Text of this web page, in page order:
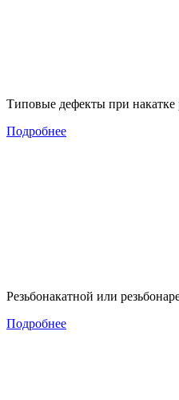
Типовые дефекты при накатке
Подробнее
Резьбонакатной или
Подробнее